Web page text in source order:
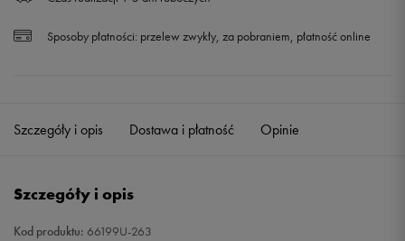
Sposoby płatności: przelew zwykły, za pobraniem, płatność online
Szczegóły i opis Dostawa i płatność Opinie
Szczegóły i opis
Kod produktu: 66199U-263